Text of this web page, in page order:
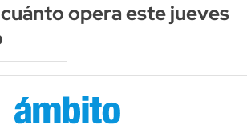
cuánto opera este jueves